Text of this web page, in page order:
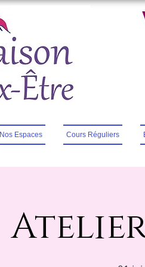
Nos Espaces Cours Réguliers